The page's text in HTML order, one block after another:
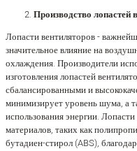
Производство лопастей
Лопасти вентиляторов -
значительное влияние на
охлаждения. Производители
изготовления лопастей
сбалансированными и
минимизирует уровень шума, а
использования энергии.
материалов, таких как
бутадиен-стирол (ABS),